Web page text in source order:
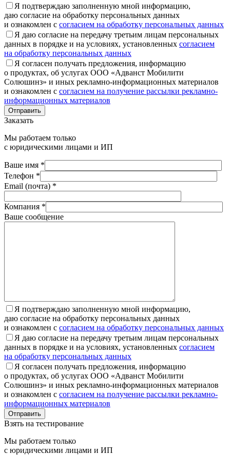
Я подтверждаю заполненную мной информацию,
даю согласие на обработку персональных данных
и ознакомлен с согласием на обработку персональных данных
Я даю согласие на передачу третьим лицам персональных
данных в порядке и на условиях, установленных согласием
на обработку персональных данных
Я согласен получать предложения, информацию
о продуктах, об услугах ООО «Адванст Мобилити
Солюшинз» и иных рекламно-информационных материалов
и ознакомлен с согласием на получение рассылки рекламно-
информационных материалов
Отправить
Заказать
Мы работаем только
с юридическими лицами и ИП
Ваше имя *
Телефон *
Email (почта) *
Компания *
Ваше сообщение
Я подтверждаю заполненную мной информацию,
даю согласие на обработку персональных данных
и ознакомлен с согласием на обработку персональных данных
Я даю согласие на передачу третьим лицам персональных
данных в порядке и на условиях, установленных согласием
на обработку персональных данных
Я согласен получать предложения, информацию
о продуктах, об услугах ООО «Адванст Мобилити
Солюшинз» и иных рекламно-информационных материалов
и ознакомлен с согласием на получение рассылки рекламно-
информационных материалов
Отправить
Взять на тестирование
Мы работаем только
с юридическими лицами и ИП